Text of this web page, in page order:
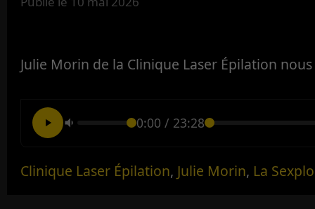
Julie Morin de la Clinique Laser Épilation
0:00 / 23:28
Clinique Laser Épilation, Julie Morin, La